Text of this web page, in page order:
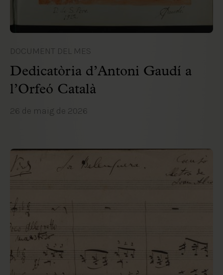
DOCUMENT DEL MES
Dedicatòria d’Antoni Gaudí a
l’Orfeó Català
26 de maig de 2026